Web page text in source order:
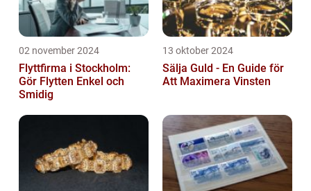
02 november 2024
Flyttfirma i Stockholm:
Gör Flytten Enkel och
Smidig
13 oktober 2024
Sälja Guld - En Guide för
Att Maximera Vinsten